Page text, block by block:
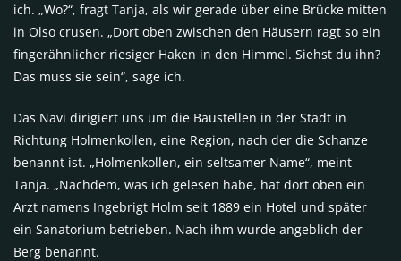
ich. „Wo?“, fragt Tanja, als wir gerade über eine Brücke mitten
in Olso crusen. „Dort oben zwischen den Häusern ragt so ein
fingerähnlicher riesiger Haken in den Himmel. Siehst du ihn?
Das muss sie sein“, sage ich.
Das Navi dirigiert uns um die Baustellen in der Stadt in
Richtung Holmenkollen, eine Region, nach der die Schanze
benannt ist. „Holmenkollen, ein seltsamer Name“, meint
Tanja. „Nachdem, was ich gelesen habe, hat dort oben ein
Arzt namens Ingebrigt Holm seit 1889 ein Hotel und später
ein Sanatorium betrieben. Nach ihm wurde angeblich der
Berg benannt.